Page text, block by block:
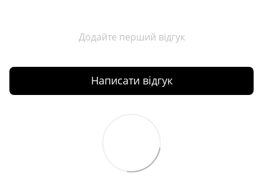
Додайте перший відгук
Написати відгук